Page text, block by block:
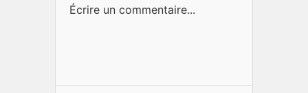
Écrire un commentaire...